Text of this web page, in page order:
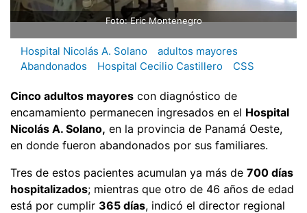
Foto: Eric Montenegro
Hospital Nicolás A. Solano
adultos mayores
Abandonados
Hospital Cecilio Castillero CSS
Cinco adultos mayores con diagnóstico de
encamamiento permanecen ingresados en el Hospital
Nicolás A. Solano, en la provincia de Panamá Oeste,
en donde fueron abandonados por sus familiares.
Tres de estos pacientes acumulan ya más de 700 días
hospitalizados; mientras que otro de 46 años de edad
está por cumplir 365 días, indicó el director regional